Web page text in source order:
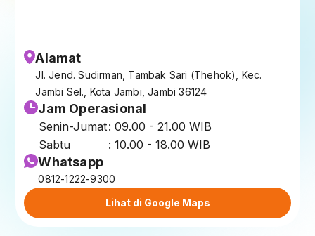
Alamat
Jl. Jend. Sudirman, Tambak Sari (Thehok), Kec.
Jambi Sel., Kota Jambi, Jambi 36124
Jam Operasional
Senin-Jumat: 09.00 - 21.00 WIB
Sabtu
: 10.00 - 18.00 WIB
Whatsapp
0812-1222-9300
Lihat di Google Maps